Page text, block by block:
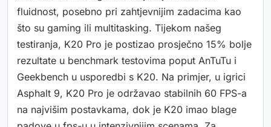
fluidnost, posebno pri zahtjevnijim zadacima kao
što su gaming ili multitasking. Tijekom našeg
testiranja, K20 Pro je postizao prosječno 15% bolje
rezultate u benchmark testovima poput AnTuTu i
Geekbench u usporedbi s K20. Na primjer, u igrici
Asphalt 9, K20 Pro je održavao stabilnih 60 FPS-a
na najvišim postavkama, dok je K20 imao blage